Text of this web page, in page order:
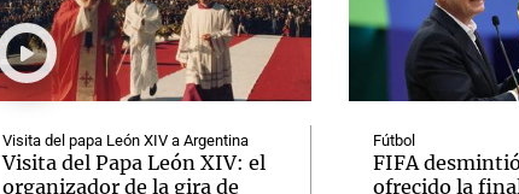
Visita del papa León XIV a Argentina
Visita del Papa León XIV: el
organizador de la gira de
Fútbol
FIFA
ofrecido la